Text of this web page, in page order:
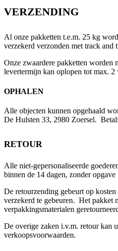
VERZENDING
Al onze pakketten t.e.m. 25 kg
verzekerd verzonden met track and
Onze zwaardere pakketten worden
levertermijn kan oplopen tot max. 2
OPHALEN
Alle objecten kunnen opgehaald
De Hulsten 33, 2980 Zoersel.
RETOUR
Alle niet-gepersonaliseerde
binnen de 14 dagen, zonder opgave
De retourzending gebeurt op
verzekerd te gebeuren. Het pakket
verpakkingsmaterialen
De overige zaken i.v.m. retour kan
verkoopsvoorwaarden.